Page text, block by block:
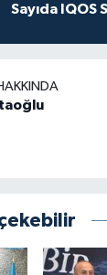
Sayıda IQOS